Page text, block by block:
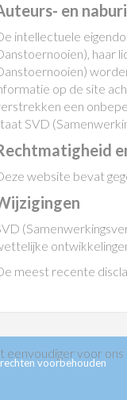
en
intellectuele
haar
op de site
een
SVD
website bevat
meest recente
eenvoudiger voor